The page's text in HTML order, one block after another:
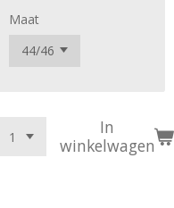
Maat
In
winkelwagen